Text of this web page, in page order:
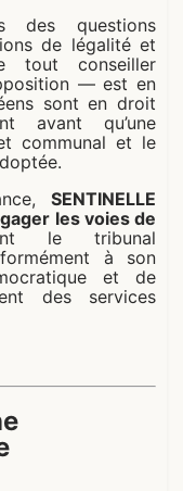
des questions
de légalité et
tout conseiller
— est en
sont en droit
avant qu’une
communal et le
SENTINELLE
les voies de
le tribunal
à son
et de
des services